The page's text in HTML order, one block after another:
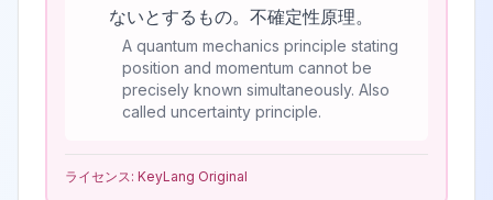
ないとするもの。不確定性原理。
A quantum mechanics principle stating
position and momentum cannot be
precisely known simultaneously. Also
called uncertainty principle.
ライセンス: KeyLang Original